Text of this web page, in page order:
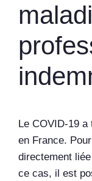
Le COVID-19
en France.
directement
ce cas, il est